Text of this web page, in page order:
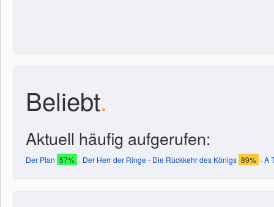
Beliebt.
Aktuell häufig aufgerufen:
Der Plan 57% · Der Herr der Ringe - Die Rückkehr des Königs 89% ·A